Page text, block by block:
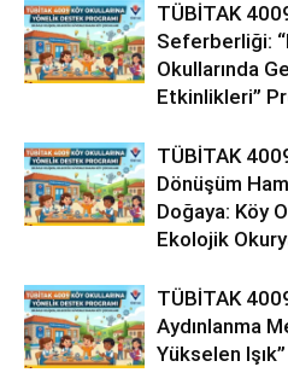
TÜBİTAK
Seferberliği:
Okullarında
Etkinlikleri”
TÜBİTAK
Dönüşüm
Doğaya: Köy
Ekolojik
TÜBİTAK
Aydınlanma
Yükselen